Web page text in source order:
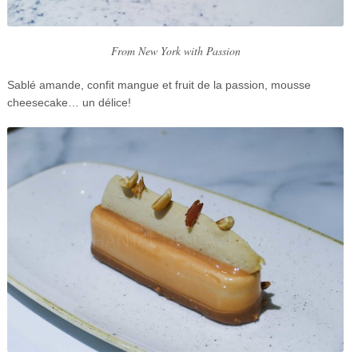
From New York with Passion
Sablé amande, confit mangue et fruit de la passion, mousse
cheesecake… un délice!